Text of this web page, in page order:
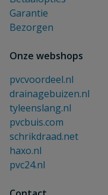
Garantie
Bezorgen
Onze webshops
pvcvoordeel.nl
drainagebuizen.nl
tyleenslang.nl
pvcbuis.com
schrikdraad.net
haxo.nl
pvc24.nl